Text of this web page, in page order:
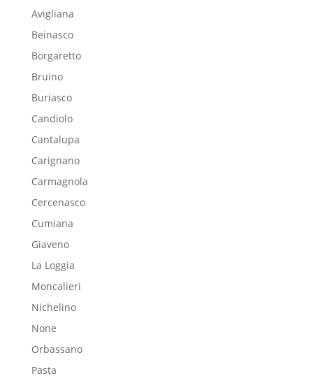
Avigliana
Beinasco
Borgaretto
Bruino
Buriasco
Candiolo
Cantalupa
Carignano
Carmagnola
Cercenasco
Cumiana
Giaveno
La Loggia
Moncalieri
Nichelino
None
Orbassano
Pasta